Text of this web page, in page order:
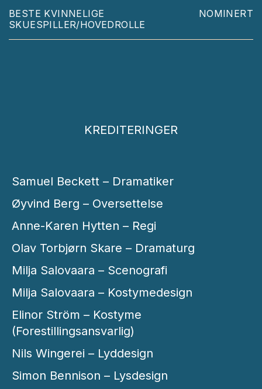
BESTE KVINNELIGE
SKUESPILLER/HOVEDROLLE
NOMINERT
KREDITERINGER
Samuel Beckett – Dramatiker
Øyvind Berg – Oversettelse
Anne-Karen Hytten – Regi
Olav Torbjørn Skare – Dramaturg
Milja Salovaara – Scenografi
Milja Salovaara – Kostymedesign
Elinor Ström – Kostyme
(Forestillingsansvarlig)
Nils Wingerei – Lyddesign
Simon Bennison – Lysdesign